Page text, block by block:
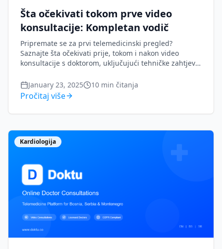
Šta očekivati tokom prve video
konsultacije: Kompletan vodič
Pripremate se za prvi telemedicinski pregled?
Saznajte šta očekivati prije, tokom i nakon video
konsultacije s doktorom, uključujući tehničke zahtjeve
January 23, 2025
10 min čitanja
Pročitaj više
Kardiologija